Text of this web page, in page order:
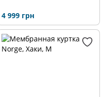
4 999 грн